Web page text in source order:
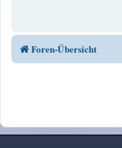
Foren-Übersicht